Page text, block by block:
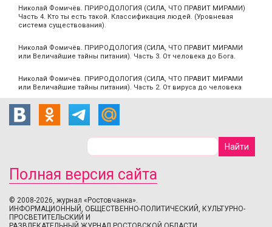
Николай Фомичёв. ПРИРОДОЛОГИЯ (СИЛА, ЧТО ПРАВИТ МИРАМИ)
Часть 4. Кто ты есть такой. Классификация людей. (Уровневая
система существования).
Николай Фомичёв. ПРИРОДОЛОГИЯ (СИЛА, ЧТО ПРАВИТ МИРАМИ
или Величайшие тайны питания). Часть 3. От человека до Бога.
Николай Фомичёв. ПРИРОДОЛОГИЯ (СИЛА, ЧТО ПРАВИТ МИРАМИ
или Величайшие тайны питания). Часть 2. От вируса до человека
Полная версия сайта
© 2008-2026, журнал «Ростовчанка».
ИНФОРМАЦИОННЫЙ, ОБЩЕСТВЕННО-ПОЛИТИЧЕСКИЙ, КУЛЬТУРНО-
ПРОСВЕТИТЕЛЬСКИЙ И